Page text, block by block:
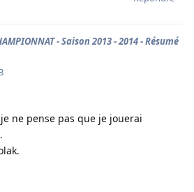
- Saison 2013 - 2014 - Résumé
ne pense pas que je jouerai